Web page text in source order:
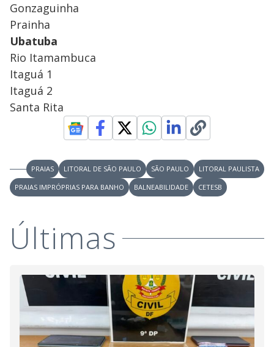
Gonzaguinha
Prainha
Ubatuba
Rio Itamambuca
Itaguá 1
Itaguá 2
Santa Rita
PRAIAS LITORAL DE SÃO PAULO SÃO PAULO
LITORAL PAULISTA
PRAIAS IMPRÓPRIAS PARA BANHO
BALNEABILIDADE CETESB
Últimas